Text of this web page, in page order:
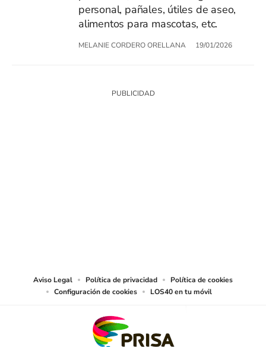
personal, pañales, útiles de aseo,
alimentos para mascotas, etc.
MELANIE CORDERO ORELLANA 19/01/2026
Aviso Legal Política de privacidad
Política de cookies
Configuración de cookies
LOS40 en tu móvil